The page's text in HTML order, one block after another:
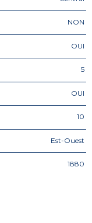
NON
OUI
5
OUI
10
Est-Ouest
1880